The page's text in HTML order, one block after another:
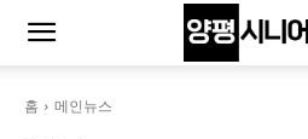
홈 메인뉴스